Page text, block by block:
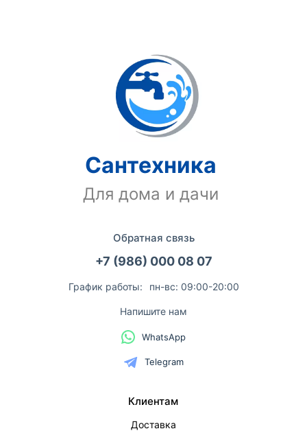
Сантехника
Для дома и дачи
Обратная связь
+7 (986) 000 08 07
График работы: пн-вс: 09:00-20:00
Напишите нам
WhatsApp
Telegram
Клиентам
Доставка